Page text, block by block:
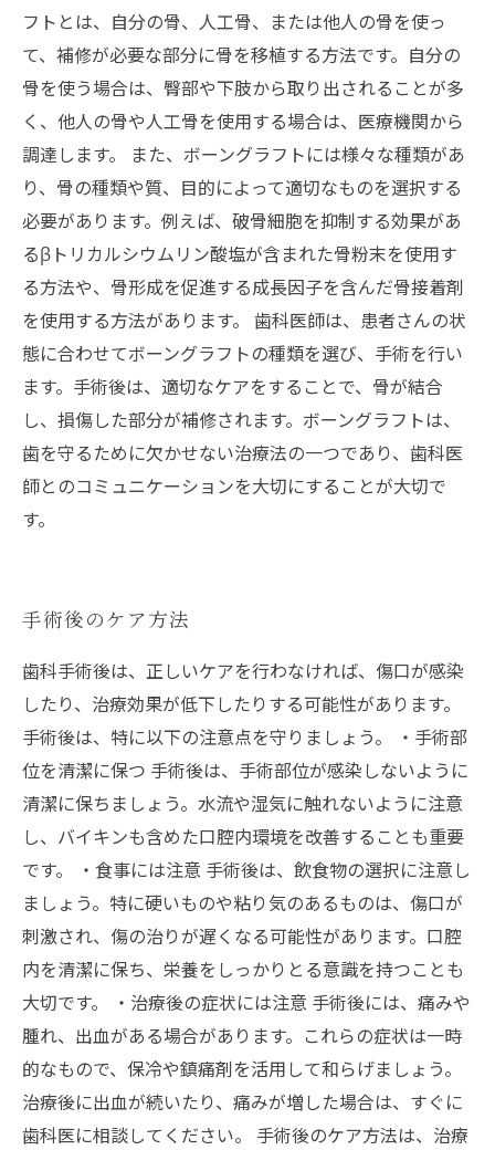
フトとは、自分の骨、人工骨、または他人の骨を使っ
て、補修が必要な部分に骨を移植する方法です。自分の
骨を使う場合は、臀部や下肢から取り出されることが多
く、他人の骨や人工骨を使用する場合は、医療機関から
調達します。 また、ボーングラフトには様々な種類があ
り、骨の種類や質、目的によって適切なものを選択する
必要があります。例えば、破骨細胞を抑制する効果があ
るβトリカルシウムリン酸塩が含まれた骨粉末を使用す
る方法や、骨形成を促進する成長因子を含んだ骨接着剤
を使用する方法があります。 歯科医師は、患者さんの状
態に合わせてボーングラフトの種類を選び、手術を行い
ます。手術後は、適切なケアをすることで、骨が結合
し、損傷した部分が補修されます。ボーングラフトは、
歯を守るために欠かせない治療法の一つであり、歯科医
師とのコミュニケーションを大切にすることが大切で
す。
手術後のケア方法
歯科手術後は、正しいケアを行わなければ、傷口が感染
したり、治療効果が低下したりする可能性があります。
手術後は、特に以下の注意点を守りましょう。 ・手術部
位を清潔に保つ 手術後は、手術部位が感染しないように
清潔に保ちましょう。水流や湿気に触れないように注意
し、バイキンも含めた口腔内環境を改善することも重要
です。 ・食事には注意 手術後は、飲食物の選択に注意し
ましょう。特に硬いものや粘り気のあるものは、傷口が
刺激され、傷の治りが遅くなる可能性があります。口腔
内を清潔に保ち、栄養をしっかりとる意識を持つことも
大切です。 ・治療後の症状には注意 手術後には、痛みや
腫れ、出血がある場合があります。これらの症状は一時
的なもので、保冷や鎮痛剤を活用して和らげましょう。
治療後に出血が続いたり、痛みが増した場合は、すぐに
歯科医に相談してください。 手術後のケア方法は、治療